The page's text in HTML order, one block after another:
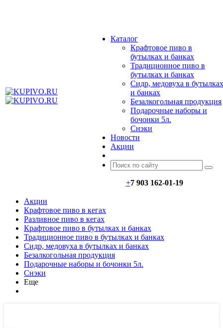
Каталог
Крафтовое пиво в
бутылках и банках
Традиционное пиво в
бутылках и банках
Сидр, медовуха в бутылках
и банках
Безалкогольная продукция
Подарочные наборы и
бочонки 5л.
Снэки
Новости
Акции
+7 903 162-01-19
Акции
Крафтовое пиво в кегах
Разливное пиво в кегах
Крафтовое пиво в бутылках и банках
Традиционное пиво в бутылках и банках
Сидр, медовуха в бутылках и банках
Безалкогольная продукция
Подарочные наборы и бочонки 5л.
Снэки
Еще